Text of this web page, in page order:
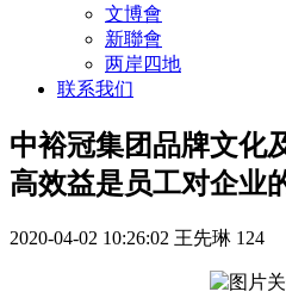
文博會
新聯會
两岸四地
联系我们
中裕冠集团品牌文化
高效益是员工对企业
2020-04-02 10:26:02 王先琳 124